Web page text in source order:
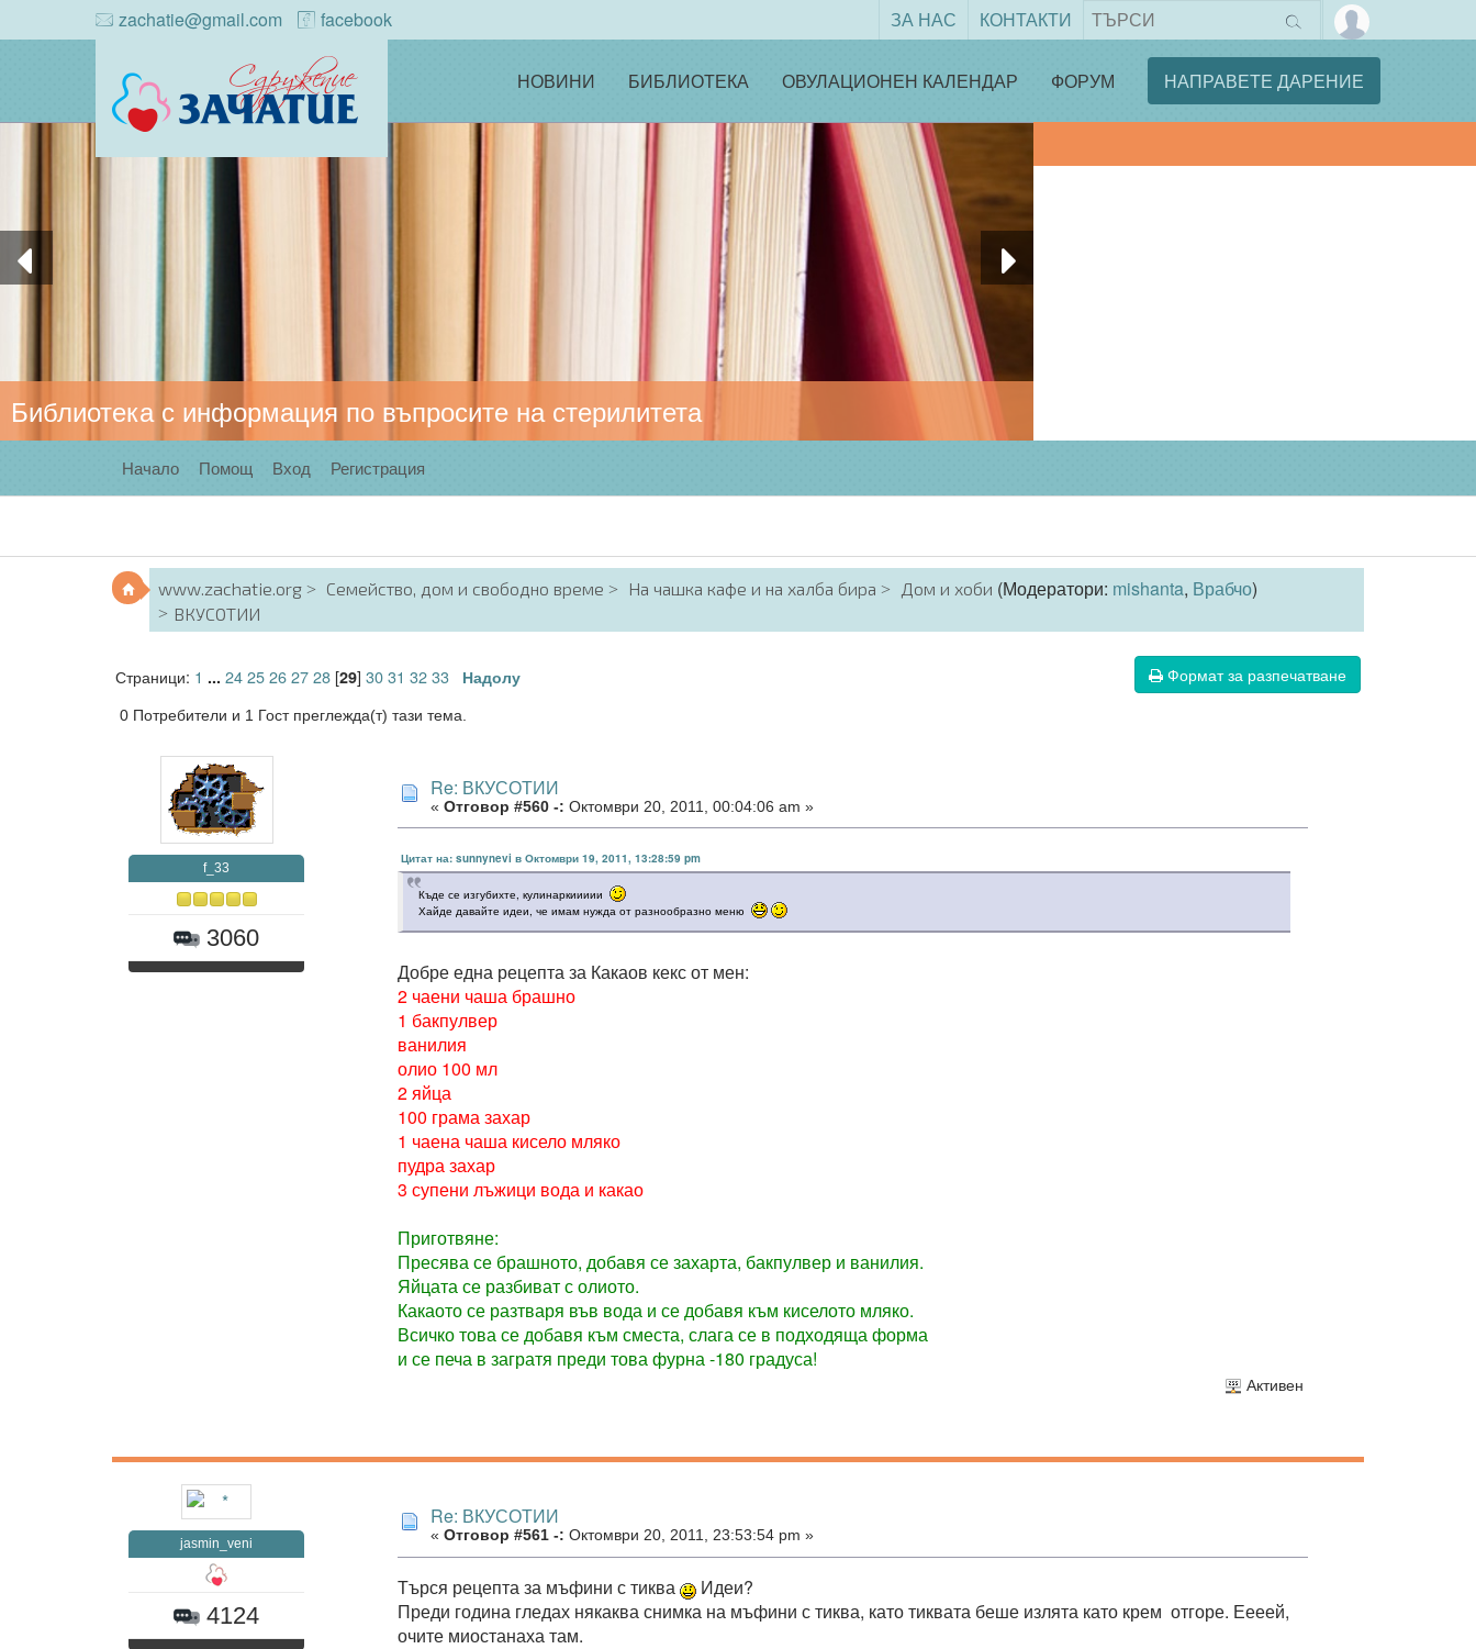
zachatie@gmail.com facebook ЗА НАС КОНТАКТИ
НОВИНИ БИБЛИОТЕКА ОВУЛАЦИОНЕН КАЛЕНДАР ФОРУМ НАПРАВЕТЕ ДАРЕНИЕ
Библиотека с информация по въпросите на стерилитета
Начало Помощ Вход Регистрация
www.zachatie.org Семейство, дом и свободно време На чашка кафе и на халба бира Дом и хоби (Модератори: mishanta, Врабчо)
ВКУСОТИИ
Формат за разпечатване
Страници: 1 ... 2425262728[29] 3031 3233 Надолу
0 Потребители и 1 Гост преглежда(т) тази тема.
f_33
3060
Re: ВКУСОТИИ
« Отговор #560 -: Октомври 20, 2011, 00:04:06 am »
Цитат на: sunnynevi в Октомври 19, 2011, 13:28:59 pm
Къде се изгубихте, кулинаркиииии
Хайде давайте идеи, че имам нужда от разнообразно меню
Добре една рецепта за Какаов кекс от мен:
2 чаени чаша брашно
1 бакпулвер
ванилия
олио 100 мл
2 яйца
100 грама захар
1 чаена чаша кисело мляко
пудра захар
3 супени лъжици вода и какао
Приготвяне:
Пресява се брашното, добавя се захарта, бакпулвер и ванилия.
Яйцата се разбиват с олиото.
Какаото се разтваря във вода и се добавя към киселото мляко.
Всичко това се добавя към сместа, слага се в подходяща форма
и се печа в загратя преди това фурна -180 градуса!
Активен
jasmin_veni
4124
Re: ВКУСОТИИ
« Отговор #561 -: Октомври 20, 2011, 23:53:54 pm »
Търся рецепта за мъфини с тиква
Идеи?
Преди година гледах някаква снимка на мъфини с тиква, като тиквата беше излята като крем отгоре. Еееей,
очите миостанаха там.